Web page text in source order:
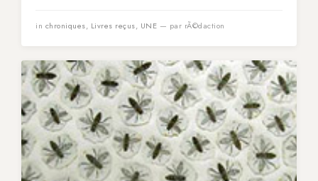
in chroniques, Livres reçus, UNE — par rÃ©daction